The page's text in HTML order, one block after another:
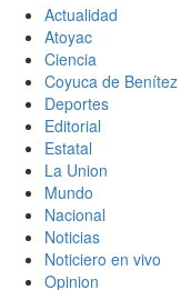
Actualidad
Atoyac
Ciencia
Coyuca de Benítez
Deportes
Editorial
Estatal
La Union
Mundo
Nacional
Noticias
Noticiero en vivo
Opinion